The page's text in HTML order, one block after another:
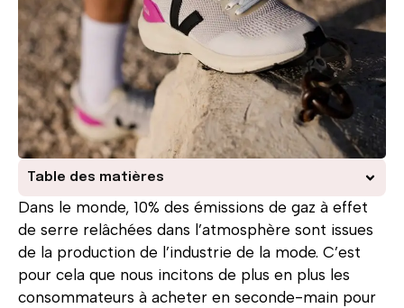
Table des matières
Dans le monde, 10% des émissions de gaz à effet
de serre relâchées dans l’atmosphère sont issues
de la production de l’industrie de la mode. C’est
pour cela que nous incitons de plus en plus les
consommateurs à acheter en seconde-main pour